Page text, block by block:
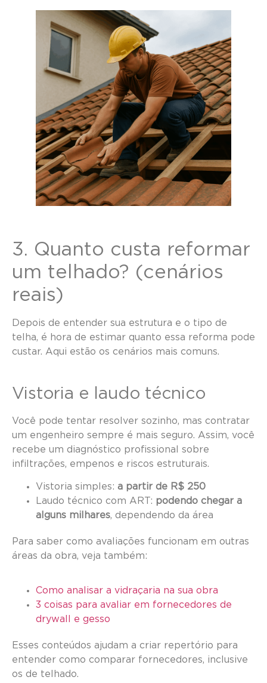
3. Quanto custa reformar
um telhado? (cenários
reais)
Depois de entender sua estrutura e o tipo de
telha, é hora de estimar quanto essa reforma pode
custar. Aqui estão os cenários mais comuns.
Vistoria e laudo técnico
Você pode tentar resolver sozinho, mas contratar
um engenheiro sempre é mais seguro. Assim, você
recebe um diagnóstico profissional sobre
infiltrações, empenos e riscos estruturais.
Vistoria simples: a partir de R$ 250
Laudo técnico com ART: podendo chegar a
alguns milhares, dependendo da área
Para saber como avaliações funcionam em outras
áreas da obra, veja também:
Como analisar a vidraçaria na sua obra
3 coisas para avaliar em fornecedores de
drywall e gesso
Esses conteúdos ajudam a criar repertório para
entender como comparar fornecedores, inclusive
os de telhado.